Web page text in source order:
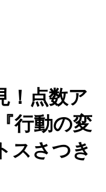
！点数ア
行動の変
スさつき